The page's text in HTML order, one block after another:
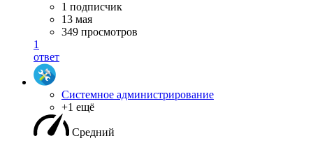
1 подписчик
13 мая
349 просмотров
1
ответ
Системное администрирование
+1 ещё
Средний